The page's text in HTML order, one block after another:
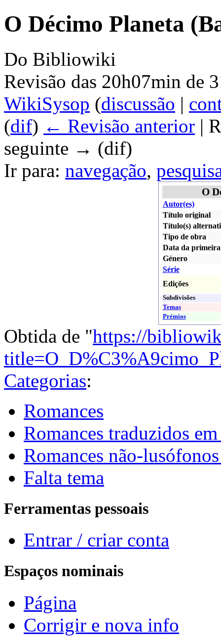
O Décimo Planeta
Do Bibliowiki
Revisão das 20h07min de
WikiSysop (discussão |
(dif) ← Revisão anterior |
seguinte → (dif)
Ir para: navegação,
O
Autor(es)
Título original
Título(s)
Tipo de obra
Data da primeira
Género
Série
Edições
Subdivisões
Temas
Prémios
Obtida de "https://
Categorias:
Romances
Romances traduzidos
Romances não-
Falta tema
Ferramentas pessoais
Entrar / criar conta
Espaços nominais
Página
Corrigir e nova info